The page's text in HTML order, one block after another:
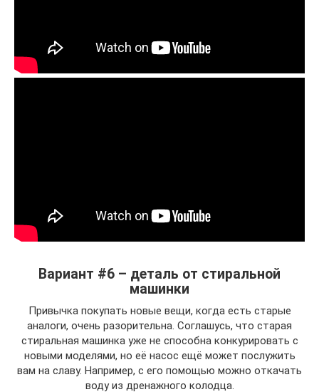
Вариант #6 – деталь от стиральной
машинки
Привычка покупать новые вещи, когда есть старые
аналоги, очень разорительна. Соглашусь, что старая
стиральная машинка уже не способна конкурировать с
новыми моделями, но её насос ещё может послужить
вам на славу. Например, с его помощью можно откачать
воду из дренажного колодца.